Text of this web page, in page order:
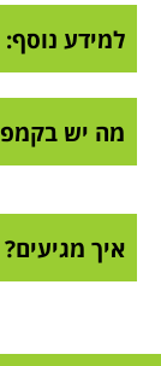
למידע נוסף:
מה יש
איך מגיעים?